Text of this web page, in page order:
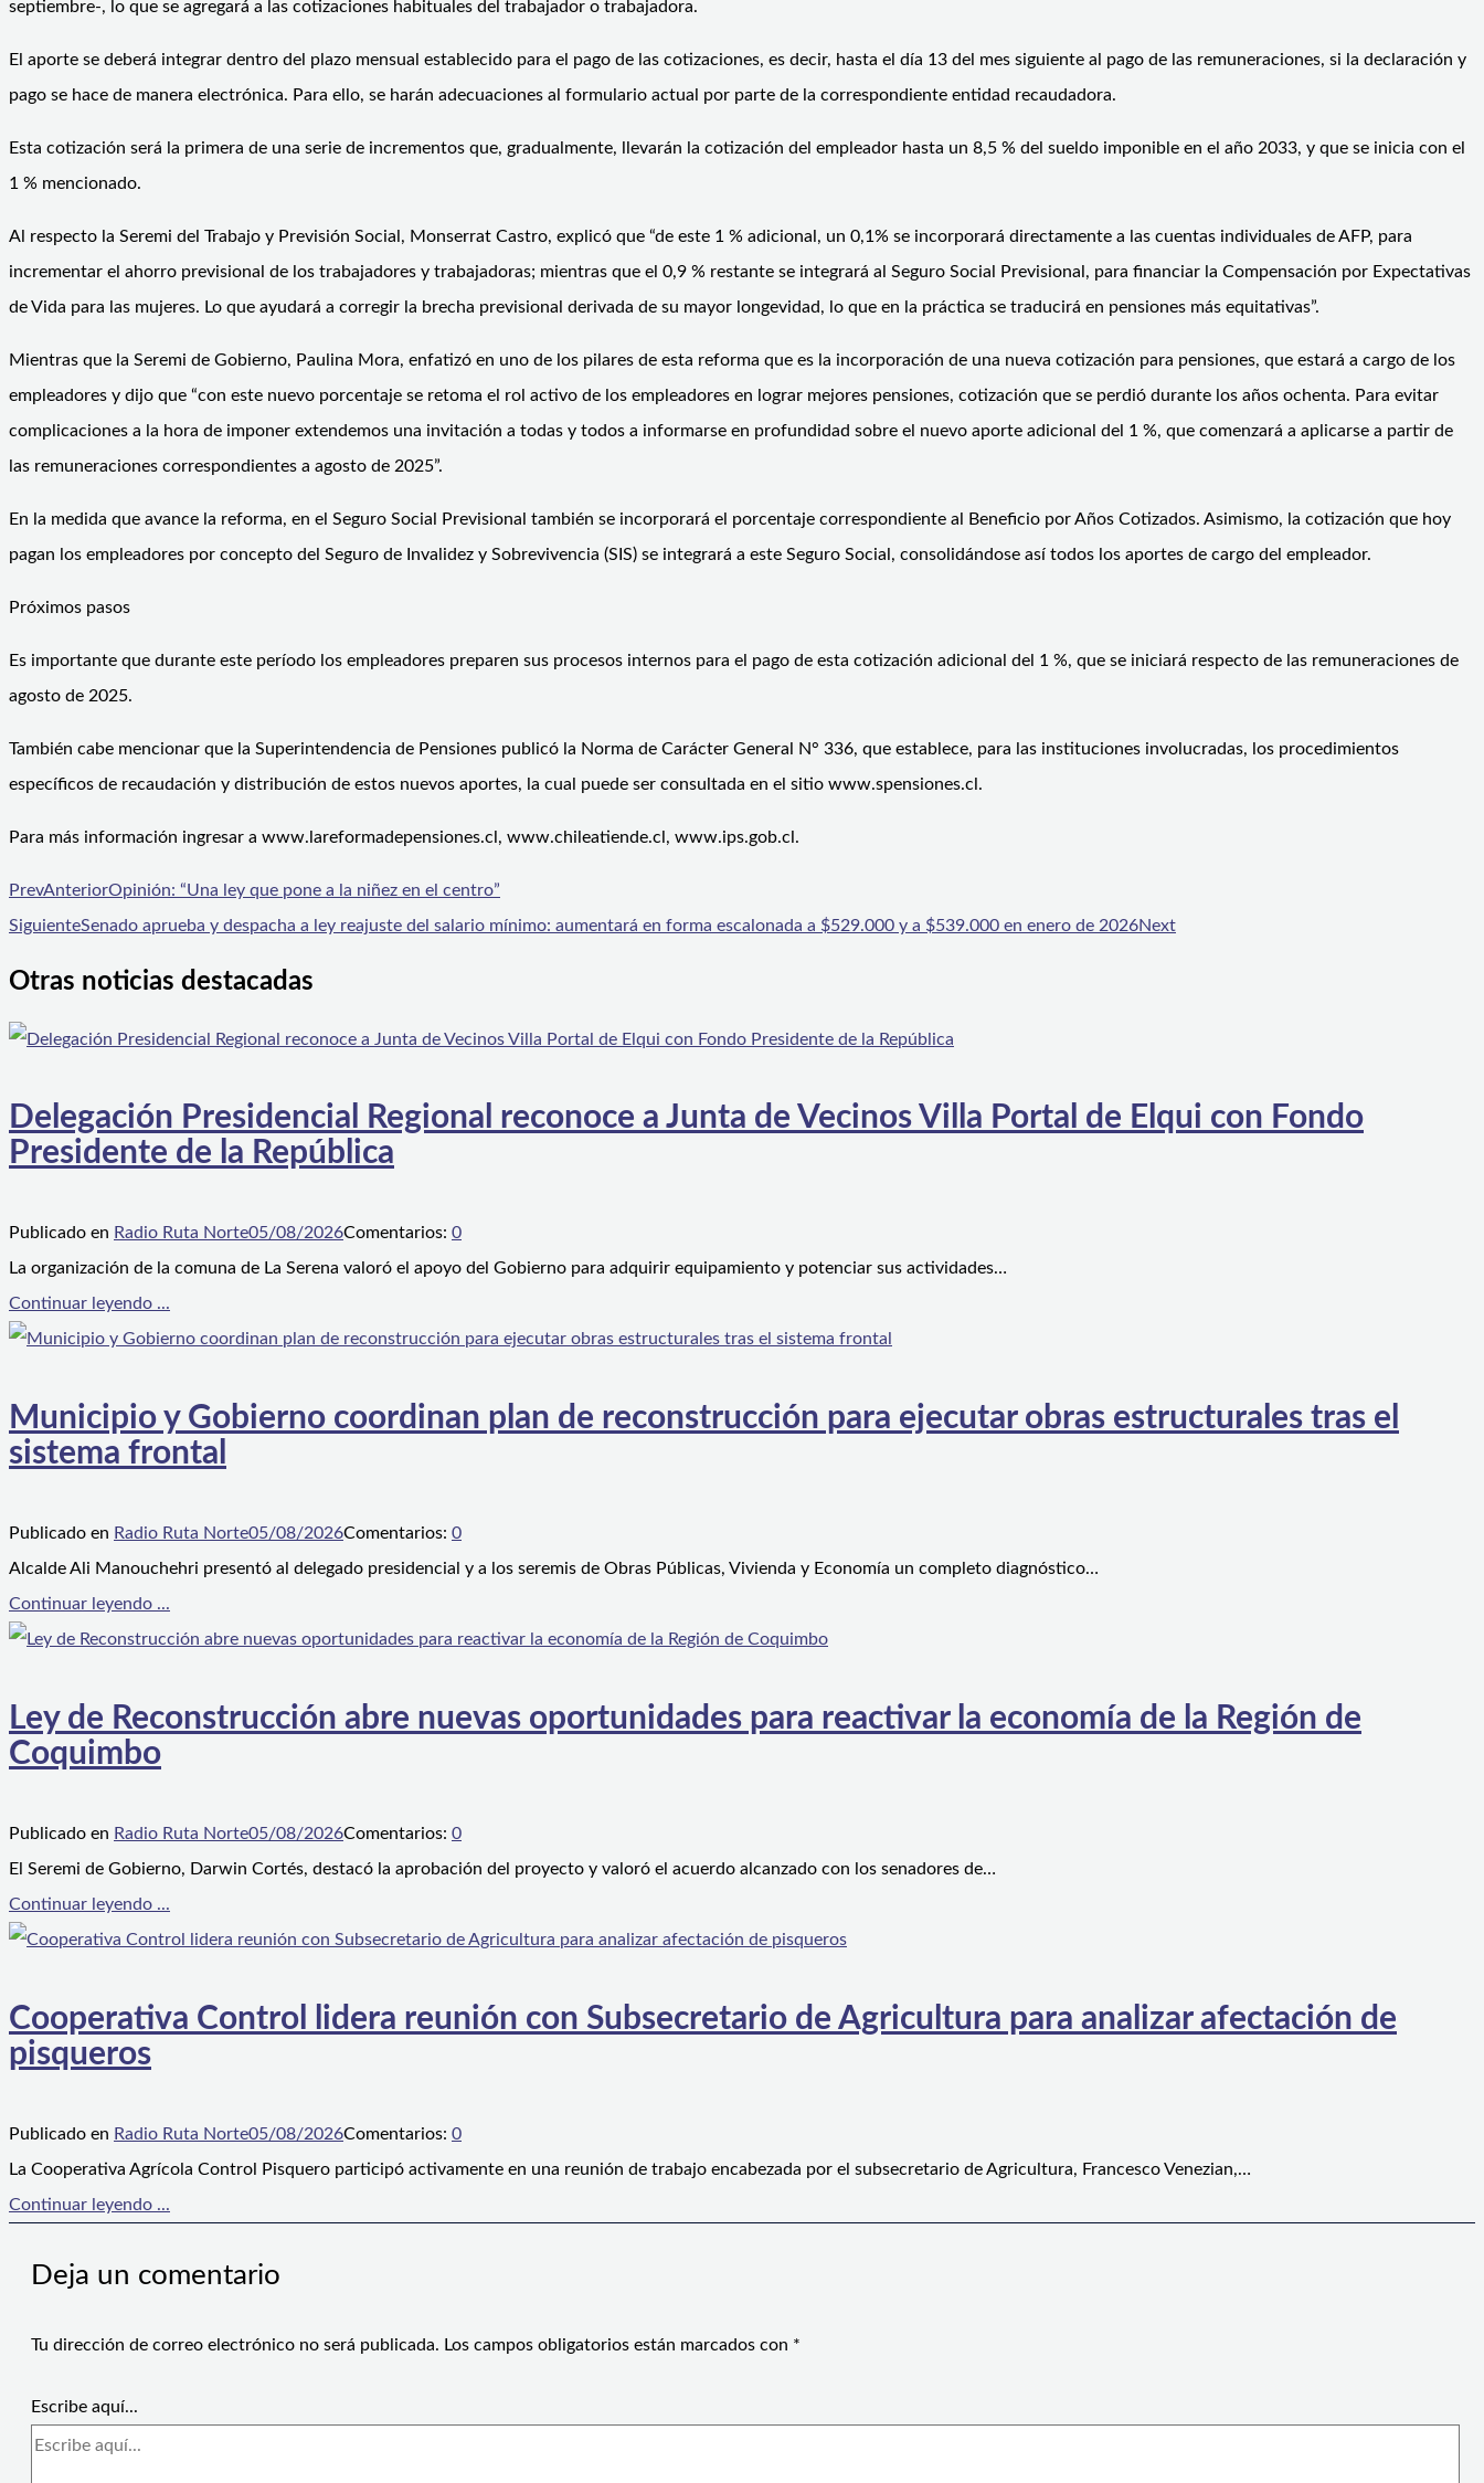
septiembre-, lo que se agregará a las cotizaciones habituales del trabajador o trabajadora.
El aporte se deberá integrar dentro del plazo mensual establecido para el pago de las cotizaciones, es decir, hasta el día 13 del mes siguiente al pago de las remuneraciones, si la declaración y
pago se hace de manera electrónica. Para ello, se harán adecuaciones al formulario actual por parte de la correspondiente entidad recaudadora.
Esta cotización será la primera de una serie de incrementos que, gradualmente, llevarán la cotización del empleador hasta un 8,5 % del sueldo imponible en el año 2033, y que se inicia con el
1 % mencionado.
Al respecto la Seremi del Trabajo y Previsión Social, Monserrat Castro, explicó que “de este 1 % adicional, un 0,1% se incorporará directamente a las cuentas individuales de AFP, para
incrementar el ahorro previsional de los trabajadores y trabajadoras; mientras que el 0,9 % restante se integrará al Seguro Social Previsional, para financiar la Compensación por Expectativas
de Vida para las mujeres. Lo que ayudará a corregir la brecha previsional derivada de su mayor longevidad, lo que en la práctica se traducirá en pensiones más equitativas”.
Mientras que la Seremi de Gobierno, Paulina Mora, enfatizó en uno de los pilares de esta reforma que es la incorporación de una nueva cotización para pensiones, que estará a cargo de los
empleadores y dijo que “con este nuevo porcentaje se retoma el rol activo de los empleadores en lograr mejores pensiones, cotización que se perdió durante los años ochenta. Para evitar
complicaciones a la hora de imponer extendemos una invitación a todas y todos a informarse en profundidad sobre el nuevo aporte adicional del 1 %, que comenzará a aplicarse a partir de
las remuneraciones correspondientes a agosto de 2025”.
En la medida que avance la reforma, en el Seguro Social Previsional también se incorporará el porcentaje correspondiente al Beneficio por Años Cotizados. Asimismo, la cotización que hoy
pagan los empleadores por concepto del Seguro de Invalidez y Sobrevivencia (SIS) se integrará a este Seguro Social, consolidándose así todos los aportes de cargo del empleador.
Próximos pasos
Es importante que durante este período los empleadores preparen sus procesos internos para el pago de esta cotización adicional del 1 %, que se iniciará respecto de las remuneraciones de
agosto de 2025.
También cabe mencionar que la Superintendencia de Pensiones publicó la Norma de Carácter General N° 336, que establece, para las instituciones involucradas, los procedimientos
específicos de recaudación y distribución de estos nuevos aportes, la cual puede ser consultada en el sitio www.spensiones.cl.
Para más información ingresar a www.lareformadepensiones.cl, www.chileatiende.cl, www.ips.gob.cl.
PrevAnteriorOpinión: “Una ley que pone a la niñez en el centro”
SiguienteSenado aprueba y despacha a ley reajuste del salario mínimo: aumentará en forma escalonada a $529.000 y a $539.000 en enero de 2026Next
Otras noticias destacadas
Delegación Presidencial Regional reconoce a Junta de Vecinos Villa Portal de Elqui con Fondo
Presidente de la República
Publicado en Radio Ruta Norte05/08/2026Comentarios: 0
La organización de la comuna de La Serena valoró el apoyo del Gobierno para adquirir equipamiento y potenciar sus actividades…
Continuar leyendo ...
Municipio y Gobierno coordinan plan de reconstrucción para ejecutar obras estructurales tras el
sistema frontal
Publicado en Radio Ruta Norte05/08/2026Comentarios: 0
Alcalde Ali Manouchehri presentó al delegado presidencial y a los seremis de Obras Públicas, Vivienda y Economía un completo diagnóstico…
Continuar leyendo ...
Ley de Reconstrucción abre nuevas oportunidades para reactivar la economía de la Región de
Coquimbo
Publicado en Radio Ruta Norte05/08/2026Comentarios: 0
El Seremi de Gobierno, Darwin Cortés, destacó la aprobación del proyecto y valoró el acuerdo alcanzado con los senadores de…
Continuar leyendo ...
Cooperativa Control lidera reunión con Subsecretario de Agricultura para analizar afectación de
pisqueros
Publicado en Radio Ruta Norte05/08/2026Comentarios: 0
La Cooperativa Agrícola Control Pisquero participó activamente en una reunión de trabajo encabezada por el subsecretario de Agricultura, Francesco Venezian,…
Continuar leyendo ...
Deja un comentario
Tu dirección de correo electrónico no será publicada. Los campos obligatorios están marcados con *
Escribe aquí...